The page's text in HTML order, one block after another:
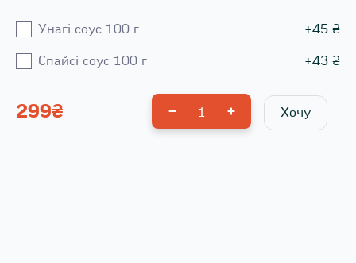
Унагі соус 100 г +45 ₴
Спайсі соус 100 г +43 ₴
299₴ 1 Хочу